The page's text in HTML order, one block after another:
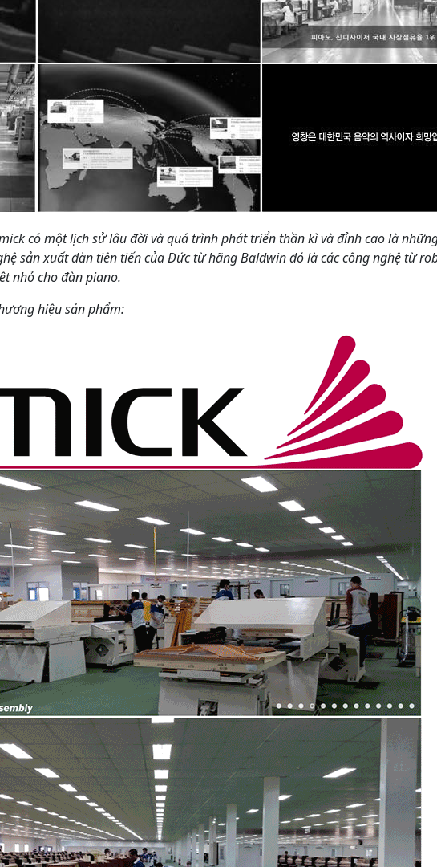
có một lịch sử lâu đời và quá trình phát triển thần kì và đỉnh cao là
sản xuất đàn tiên tiến của Đức từ hãng Baldwin đó là các công nghệ từ
nhỏ cho đàn piano.
hiệu sản phẩm: